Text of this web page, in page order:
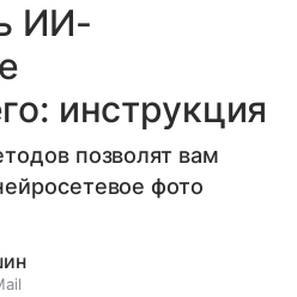
ИИ-
инструкция
позволят вам
фото